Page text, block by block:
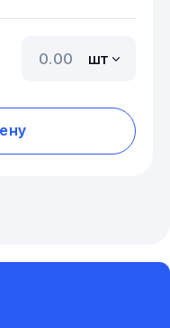
шт